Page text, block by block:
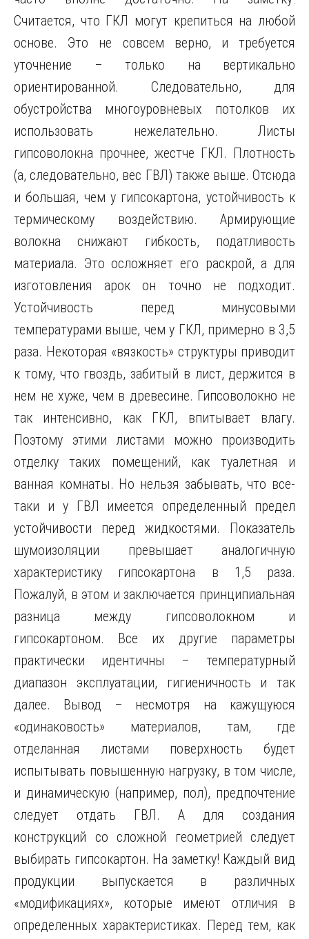
Считается, что ГКЛ могут крепиться на любой
основе. Это не совсем верно, и требуется
уточнение – только на вертикально
ориентированной. Следовательно, для
обустройства многоуровневых потолков их
использовать нежелательно. Листы
гипсоволокна прочнее, жестче ГКЛ. Плотность
(а, следовательно, вес ГВЛ) также выше. Отсюда
и большая, чем у гипсокартона, устойчивость к
термическому воздействию. Армирующие
волокна снижают гибкость, податливость
материала. Это осложняет его раскрой, а для
изготовления арок он точно не подходит.
Устойчивость перед минусовыми
температурами выше, чем у ГКЛ, примерно в 3,5
раза. Некоторая «вязкость» структуры приводит
к тому, что гвоздь, забитый в лист, держится в
нем не хуже, чем в древесине. Гипсоволокно не
так интенсивно, как ГКЛ, впитывает влагу.
Поэтому этими листами можно производить
отделку таких помещений, как туалетная и
ванная комнаты. Но нельзя забывать, что все-
таки и у ГВЛ имеется определенный предел
устойчивости перед жидкостями. Показатель
шумоизоляции превышает аналогичную
характеристику гипсокартона в 1,5 раза.
Пожалуй, в этом и заключается принципиальная
разница между гипсоволокном и
гипсокартоном. Все их другие параметры
практически идентичны – температурный
диапазон эксплуатации, гигиеничность и так
далее. Вывод – несмотря на кажущуюся
«одинаковость» материалов, там, где
отделанная листами поверхность будет
испытывать повышенную нагрузку, в том числе,
и динамическую (например, пол), предпочтение
следует отдать ГВЛ. А для создания
конструкций со сложной геометрией следует
выбирать гипсокартон. На заметку! Каждый вид
продукции выпускается в различных
«модификациях», которые имеют отличия в
определенных характеристиках. Перед тем, как